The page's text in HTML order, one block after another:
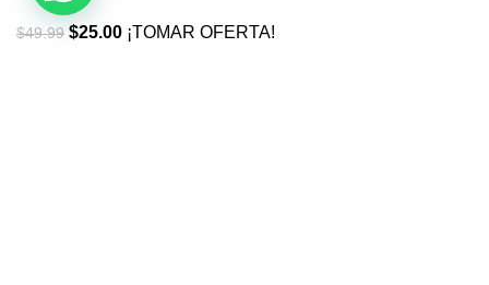
$49.99 $25.00 ¡TOMAR OFERTA!